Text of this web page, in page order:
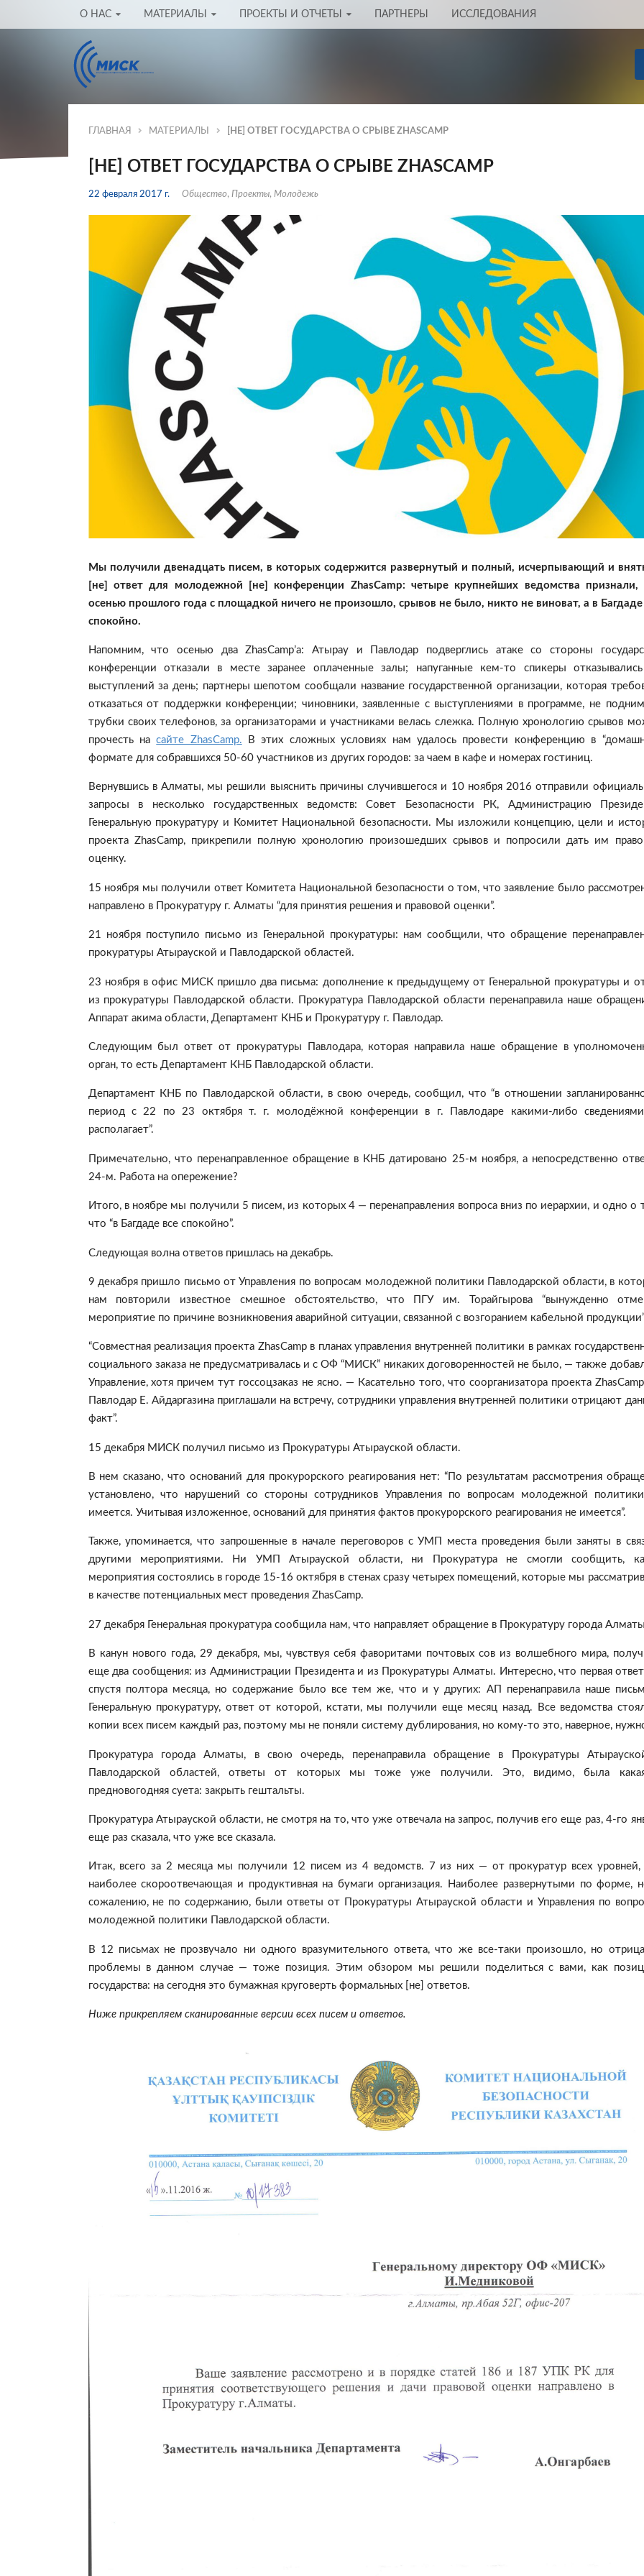
О НАС МАТЕРИАЛЫ ПРОЕКТЫ И ОТЧЕТЫ ПАРТНЕРЫ ИССЛЕДОВАНИЯ
ГЛАВНАЯ МАТЕРИАЛЫ [НЕ] ОТВЕТ ГОСУДАРСТВА О СРЫВЕ ZHASСAMP
[НЕ] ОТВЕТ ГОСУДАРСТВА О СРЫВЕ ZHASСAMP
22 февраля 2017 г. Общество, Проекты, Молодежь
Мы получили двенадцать писем, в которых содержится развернутый и полный, исчерпывающий и
[не] ответ для молодежной [не] конференции ZhasCamp: четыре крупнейших ведомства признали,
осенью прошлого года с площадкой ничего не произошло, срывов не было, никто не виноват, а в Багдаде
спокойно.
Напомним, что осенью два ZhasCamp’а: Атырау и Павлодар подверглись атаке со стороны
конференции отказали в месте заранее оплаченные залы; напуганные кем-то спикеры
выступлений за день; партнеры шепотом сообщали название государственной организации, которая
отказаться от поддержки конференции; чиновники, заявленные с выступлениями в программе, не
трубки своих телефонов, за организаторами и участниками велась слежка. Полную хронологию срывов
прочесть насайте ZhasCamp. В этих сложных условиях нам удалось провести конференцию в
формате для собравшихся 50-60 участников из других городов: за чаем в кафе и номерах гостиниц.
Вернувшись в Алматы, мы решили выяснить причины случившегося и 10 ноября 2016 отправили
запросы в несколько государственных ведомств: Совет Безопасности РК, Администрацию
Генеральную прокуратуру и Комитет Национальной безопасности. Мы изложили концепцию, цели и
проекта ZhasCamp, прикрепили полную хронологию произошедших срывов и попросили дать им
оценку.
15 ноября мы получили ответ Комитета Национальной безопасности о том, что заявление было
направлено в Прокуратуру г. Алматы “для принятия решения и правовой оценки”.
21 ноября поступило письмо из Генеральной прокуратуры: нам сообщили, что обращение
прокуратуры Атырауской и Павлодарской областей.
23 ноября в офис МИСК пришло два письма: дополнение к предыдущему от Генеральной прокуратуры и
из прокуратуры Павлодарской области. Прокуратура Павлодарской области перенаправила наше
Аппарат акима области, Департамент КНБ и Прокуратуру г. Павлодар.
Следующим был ответ от прокуратуры Павлодара, которая направила наше обращение в
орган, то есть Департамент КНБ Павлодарской области.
Департамент КНБ по Павлодарской области, в свою очередь, сообщил, что “в отношении
период с 22 по 23 октября т. г. молодёжной конференции в г. Павлодаре какими-либо
располагает”.
Примечательно, что перенаправленное обращение в КНБ датировано 25-м ноября, а непосредственно
24-м. Работа на опережение?
Итого, в ноябре мы получили 5 писем, из которых 4 — перенаправления вопроса вниз по иерархии, и одно о
что “в Багдаде все спокойно”.
Следующая волна ответов пришлась на декабрь.
9 декабря пришло письмо от Управления по вопросам молодежной политики Павлодарской области, в
нам повторили известное смешное обстоятельство, что ПГУ им. Торайгырова “вынужденно
мероприятие по причине возникновения аварийной ситуации, связанной с возгоранием кабельной
“Совместная реализация проекта ZhasCamp в планах управления внутренней политики в рамках
социального заказа не предусматривалась и с ОФ “МИСК” никаких договоренностей не было, — также
Управление, хотя причем тут госсоцзаказ не ясно. — Касательно того, что соорганизатора проекта ZhasCamp
Павлодар Е. Айдаргазина приглашали на встречу, сотрудники управления внутренней политики отрицают
факт”.
15 декабря МИСК получил письмо из Прокуратуры Атырауской области.
В нем сказано, что оснований для прокурорского реагирования нет: “По результатам рассмотрения
установлено, что нарушений со стороны сотрудников Управления по вопросам молодежной
имеется. Учитывая изложенное, оснований для принятия фактов прокурорского реагирования не имеется”.
Также, упоминается, что запрошенные в начале переговоров с УМП места проведения были заняты в
другими мероприятиями. Ни УМП Атырауской области, ни Прокуратура не смогли сообщить,
мероприятия состоялись в городе 15-16 октября в стенах сразу четырех помещений, которые мы
в качестве потенциальных мест проведения ZhasCamp.
27 декабря Генеральная прокуратура сообщила нам, что направляет обращение в Прокуратуру города
В канун нового года, 29 декабря, мы, чувствуя себя фаворитами почтовых сов из волшебного мира,
еще два сообщения: из Администрации Президента и из Прокуратуры Алматы. Интересно, что первая
спустя полтора месяца, но содержание было все тем же, что и у других: АП перенаправила наше
Генеральную прокуратуру, ответ от которой, кстати, мы получили еще месяц назад. Все ведомства
копии всех писем каждый раз, поэтому мы не поняли систему дублирования, но кому-то это, наверное,
Прокуратура города Алматы, в свою очередь, перенаправила обращение в Прокуратуры
Павлодарской областей, ответы от которых мы тоже уже получили. Это, видимо, была
предновогодняя суета: закрыть гештальты.
Прокуратура Атырауской области, не смотря на то, что уже отвечала на запрос, получив его еще раз, 4-го
еще раз сказала, что уже все сказала.
Итак, всего за 2 месяца мы получили 12 писем из 4 ведомств. 7 из них — от прокуратур всех уровней,
наиболее скороотвечающая и продуктивная на бумаги организация. Наиболее развернутыми по форме,
сожалению, не по содержанию, были ответы от Прокуратуры Атырауской области и Управления по
молодежной политики Павлодарской области.
В 12 письмах не прозвучало ни одного вразумительного ответа, что же все-таки произошло, но
проблемы в данном случае — тоже позиция. Этим обзором мы решили поделиться с вами, как
государства: на сегодня это бумажная круговерть формальных [не] ответов.
Ниже прикрепляем сканированные версии всех писем и ответов.